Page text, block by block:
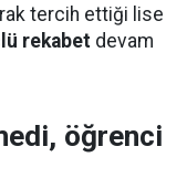
tercih ettiği lise
rekabet devam
öğrenci